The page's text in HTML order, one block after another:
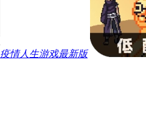
疫情人生游戏最新版